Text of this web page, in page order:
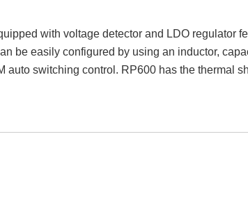
with voltage detector and LDO regulator
be easily configured by using an inductor,
switching control. RP600 has the thermal